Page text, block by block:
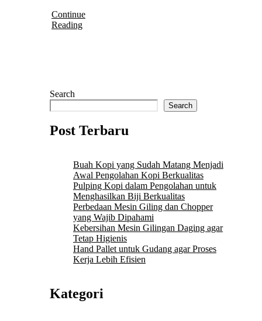
Continue
Reading
Search
Search
Post Terbaru
Buah Kopi yang Sudah Matang Menjadi
Awal Pengolahan Kopi Berkualitas
Pulping Kopi dalam Pengolahan untuk
Menghasilkan Biji Berkualitas
Perbedaan Mesin Giling dan Chopper
yang Wajib Dipahami
Kebersihan Mesin Gilingan Daging agar
Tetap Higienis
Hand Pallet untuk Gudang agar Proses
Kerja Lebih Efisien
Kategori